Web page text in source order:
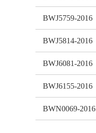
BWJ5759-2016
BWJ5814-2016
BWJ6081-2016
BWJ6155-2016
BWN0069-2016